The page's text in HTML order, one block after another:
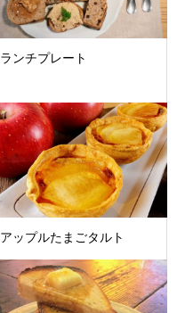
ランチプレート
アップルたまごタルト